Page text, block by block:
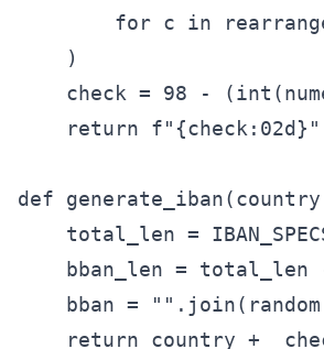
for c in
    )
check = 98 -
    return f"{check:02d}"
def
total_len =
bban_len = total_len
bban =
return country +